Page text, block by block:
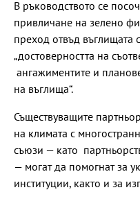
В ръководството се
привличане на зелено
преход отвъд въглищата
„достоверността на
ангажиментите и
на въглища“.
Съществуващите
на климата с
съюзи — като
— могат да помогнат за
институции, както и за